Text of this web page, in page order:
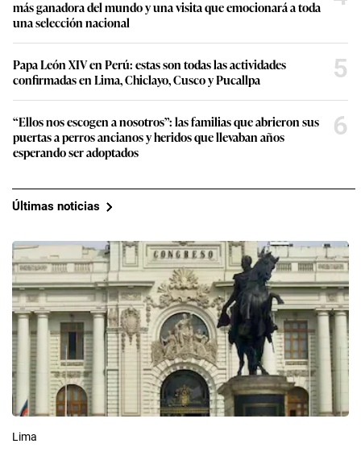
más ganadora del mundo y una visita que emocionará a toda
una selección nacional
Papa León XIV en Perú: estas son todas las actividades
confirmadas en Lima, Chiclayo, Cusco y Pucallpa
5
“Ellos nos escogen a nosotros”: las familias que abrieron sus
puertas a perros ancianos y heridos que llevaban años
esperando ser adoptados
6
Últimas noticias
Lima